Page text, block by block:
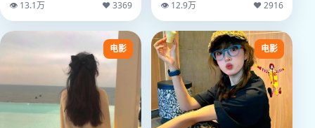
👁 13.1万 ♥ 3369 👁 12.9万 ♥ 2916
电影 电影